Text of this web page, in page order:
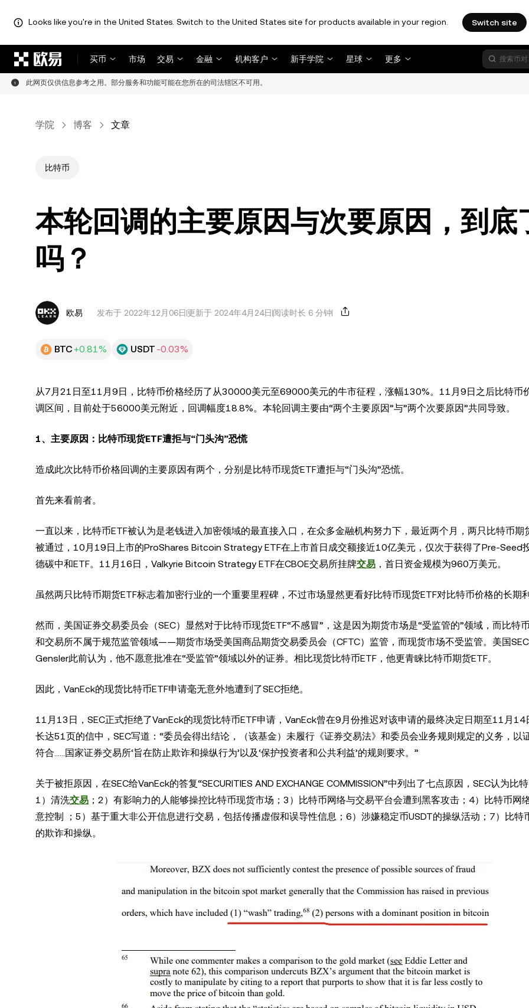
Looks like you're in the United States. Switch to the United States site for products available in your region. Switch site
买币
市场 交易 金融 机构客户 新手学院 星球 更多
此网页仅供信息参考之用。部分服务和功能可能在您所在的司法辖区不可用。
学院 博客 文章
比特币
本轮回调的主要原因与次要原因，到底
吗？
欧易 发布于 2022年12月06日 更新于 2024年4月24日 阅读时长 6 分钟
BTC +0.81% USDT -0.03%
从7月21日至11月9日，比特币价格经历了从30000美元至69000美元的牛市征程，涨幅130%。11月9日之后比特币
调区间，目前处于56000美元附近，回调幅度18.8%。本轮回调主要由“两个主要原因”与”两个次要原因”共同导致。
1、主要原因：比特币现货ETF遭拒与“门头沟”恐慌
造成此次比特币价格回调的主要原因有两个，分别是比特币现货ETF遭拒与“门头沟”恐慌。
首先来看前者。
一直以来，比特币ETF被认为是老钱进入加密领域的最直接入口，在众多金融机构努力下，最近两个月，两只比特币期
被通过，10月19日上市的ProShares Bitcoin Strategy ETF在上市首日成交额接近10亿美元，仅次于获得了Pre-Seed
德碳中和ETF。11月16日，Valkyrie Bitcoin Strategy ETF在CBOE交易所挂牌交易 ，首日资金规模为960万美元。
虽然两只比特币期货ETF标志着加密行业的一个重要里程碑，不过市场显然更看好比特币现货ETF对比特币价格的长期利
然而，美国证券交易委员会（SEC）显然对于比特币现货ETF“不感冒”，这是因为期货市场是“受监管的”领域，而比特
和交易所不属于规范监管领域——期货市场受美国商品期货交易委员会（CFTC）监管，而现货市场不受监管。美国
Gensler此前认为，他不愿意批准在“受监管”领域以外的证券。相比现货比特币ETF，他更青睐比特币期货ETF。
因此，VanEck的现货比特币ETF申请毫无意外地遭到了SEC拒绝。
11月13日，SEC正式拒绝了VanEck的现货比特币ETF申请，VanEck曾在9月份推迟对该申请的最终决定日期至11月14
长达51页的信中，SEC写道：“委员会得出结论，（该基金）未履行《证券交易法》和委员会业务规则规定的义务，以
符合……国家证券交易所‘旨在防止欺诈和操纵行为’以及‘保护投资者和公共利益’的规则要求。”
关于被拒原因，在SEC给VanEck的答复“SECURITIES AND EXCHANGE COMMISSION”中列出了七点原因，SEC认为比特
1）清洗交易 ；2）有影响力的人能够操控比特币现货市场；3）比特币网络与交易平台会遭到黑客攻击；4）比特币网
意控制 ；5）基于重大非公开信息进行交易，包括传播虚假和误导性信息；6）涉嫌稳定币USDT的操纵活动；7）比特
的欺诈和操纵。